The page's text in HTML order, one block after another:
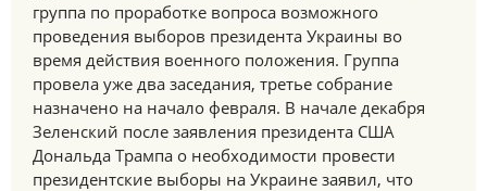
группа по проработке вопроса возможного
проведения выборов президента Украины во
время действия военного положения. Группа
провела уже два заседания, третье собрание
назначено на начало февраля. В начале декабря
Зеленский после заявления президента США
Дональда Трампа о необходимости провести
президентские выборы на Украине заявил, что